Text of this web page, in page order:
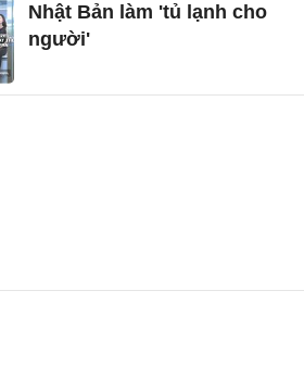
Nhật Bản làm 'tủ lạnh cho
người'